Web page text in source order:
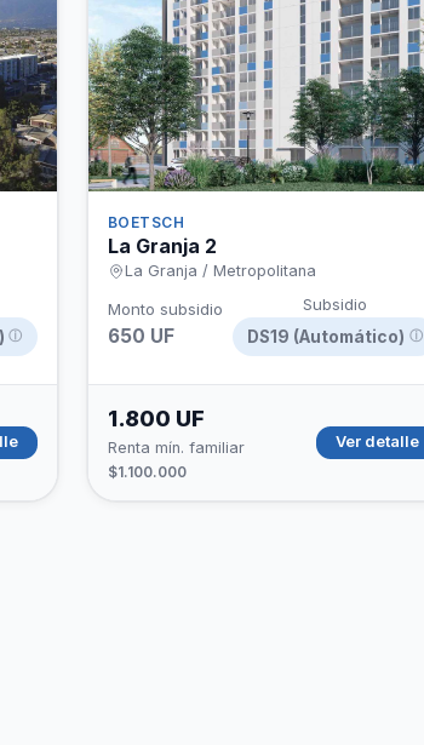
ⓘ
BOETSCH
La Granja 2
La Granja / Metropolitana
Monto subsidio
650 UF
Subsidio
DS19 (Automático) ⓘ
1.800 UF
Renta mín. familiar
$1.100.000
Ver detalle